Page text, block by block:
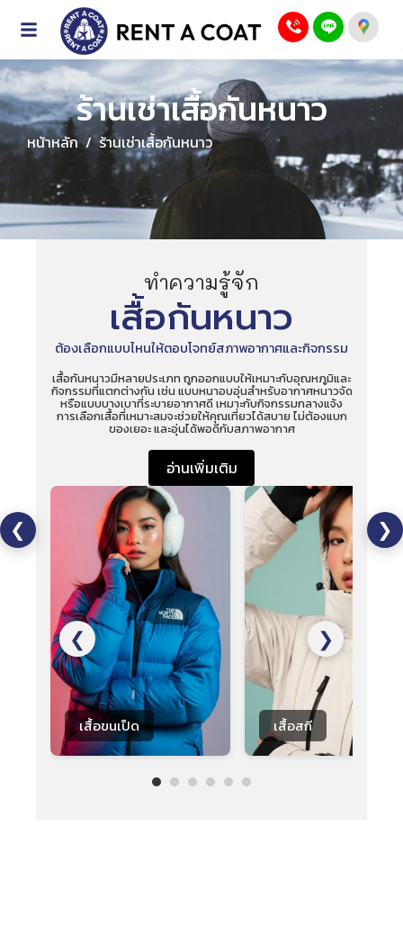
ร้านเช่าเสื้อกันหนาว
หน้าหลัก/ร้านเช่าเสื้อกันหนาว
❮
ทำความรู้จัก
เสื้อกันหนาว
ต้องเลือกแบบไหนให้ตอบโจทย์สภาพอากาศและกิจกรรม
เสื้อกันหนาวมีหลายประเภท ถูกออกแบบให้เหมาะกับอุณหภูมิและ
กิจกรรมที่แตกต่างกัน เช่น แบบหนาอบอุ่นสำหรับอากาศหนาวจัด
หรือแบบบางเบาที่ระบายอากาศดี เหมาะกับกิจกรรมกลางแจ้ง
การเลือกเสื้อที่เหมาะสมจะช่วยให้คุณเที่ยวได้สบาย ไม่ต้องแบก
ของเยอะ และอุ่นได้พอดีกับสภาพอากาศ
อ่านเพิ่มเติม
❮ ❯
เสื้อขนเป็ด เสื้อสกี
❯